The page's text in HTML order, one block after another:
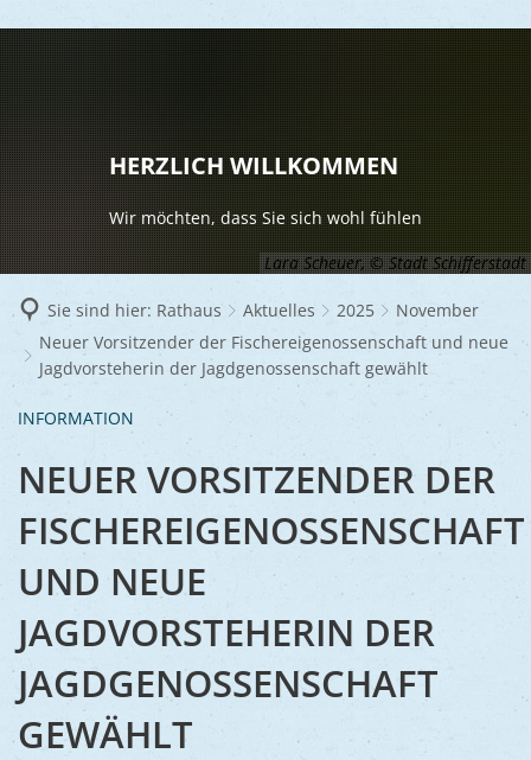
LEBEN
Vereine
Kinder
Senioren
Mobilität
Friedhöfe
Ukraine
RATHAUS
Aktuelles
Bürger-
Wahlen
Kultur
Schulen
Lara Scheuer, © Stadt Schifferstadt
HERZLICH WILLKOMMEN
Wir möchten, dass Sie sich wohl fühlen
Sie sind hier: Rathaus Aktuelles 2025
November
Neuer Vorsitzender der Fischereigenossenschaft und neue
Jagdvorsteherin der Jagdgenossenschaft gewählt
INFORMATION
NEUER VORSITZENDER DER
FISCHEREIGENOSSENSCHAFT
UND NEUE
JAGDVORSTEHERIN DER
JAGDGENOSSENSCHAFT
GEWÄHLT